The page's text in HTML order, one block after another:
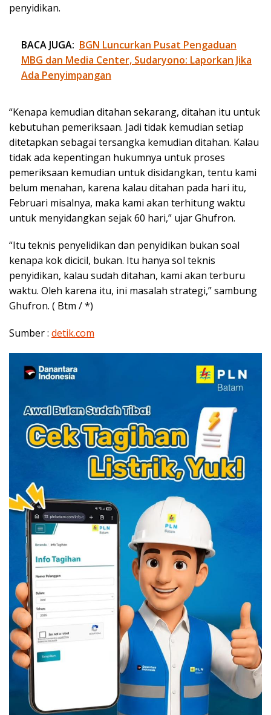
penyidikan.
BACA JUGA: BGN Luncurkan Pusat Pengaduan
MBG dan Media Center, Sudaryono: Laporkan Jika
Ada Penyimpangan
“Kenapa kemudian ditahan sekarang, ditahan itu untuk
kebutuhan pemeriksaan. Jadi tidak kemudian setiap
ditetapkan sebagai tersangka kemudian ditahan. Kalau
tidak ada kepentingan hukumnya untuk proses
pemeriksaan kemudian untuk disidangkan, tentu kami
belum menahan, karena kalau ditahan pada hari itu,
Februari misalnya, maka kami akan terhitung waktu
untuk menyidangkan sejak 60 hari,” ujar Ghufron.
“Itu teknis penyelidikan dan penyidikan bukan soal
kenapa kok dicicil, bukan. Itu hanya sol teknis
penyidikan, kalau sudah ditahan, kami akan terburu
waktu. Oleh karena itu, ini masalah strategi,” sambung
Ghufron. ( Btm / *)
Sumber : detik.com